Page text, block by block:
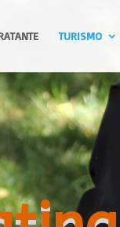
TURISMO